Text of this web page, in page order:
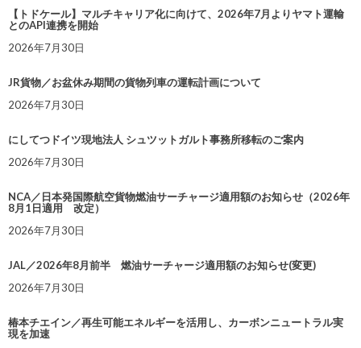
【トドケール】マルチキャリア化に向けて、2026年7月よりヤマト運輸
とのAPI連携を開始
2026年7月30日
JR貨物／お盆休み期間の貨物列車の運転計画について
2026年7月30日
にしてつドイツ現地法人 シュツットガルト事務所移転のご案内
2026年7月30日
NCA／日本発国際航空貨物燃油サーチャージ適用額のお知らせ（2026年
8月1日適用 改定）
2026年7月30日
JAL／2026年8月前半 燃油サーチャージ適用額のお知らせ(変更)
2026年7月30日
椿本チエイン／再生可能エネルギーを活用し、カーボンニュートラル実
現を加速